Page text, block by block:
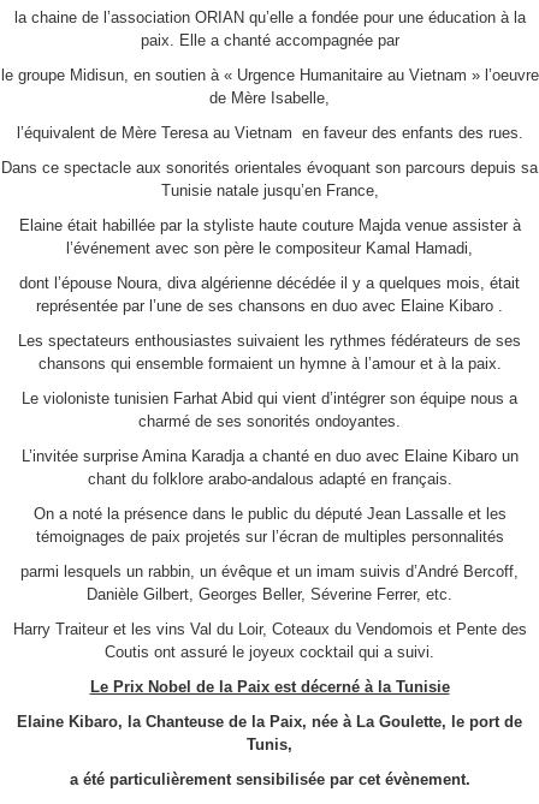
la chaine de l’association ORIAN qu’elle a fondée pour une éducation à la
paix. Elle a chanté accompagnée par
le groupe Midisun, en soutien à « Urgence Humanitaire au Vietnam » l’oeuvre
de Mère Isabelle,
l’équivalent de Mère Teresa au Vietnam en faveur des enfants des rues.
Dans ce spectacle aux sonorités orientales évoquant son parcours depuis sa
Tunisie natale jusqu’en France,
Elaine était habillée par la styliste haute couture Majda venue assister à
l’événement avec son père le compositeur Kamal Hamadi,
dont l’épouse Noura, diva algérienne décédée il y a quelques mois, était
représentée par l’une de ses chansons en duo avec Elaine Kibaro .
Les spectateurs enthousiastes suivaient les rythmes fédérateurs de ses
chansons qui ensemble formaient un hymne à l’amour et à la paix.
Le violoniste tunisien Farhat Abid qui vient d’intégrer son équipe nous a
charmé de ses sonorités ondoyantes.
L’invitée surprise Amina Karadja a chanté en duo avec Elaine Kibaro un
chant du folklore arabo-andalous adapté en français.
On a noté la présence dans le public du député Jean Lassalle et les
témoignages de paix projetés sur l’écran de multiples personnalités
parmi lesquels un rabbin, un évêque et un imam suivis d’André Bercoff,
Danièle Gilbert, Georges Beller, Séverine Ferrer, etc.
Harry Traiteur et les vins Val du Loir, Coteaux du Vendomois et Pente des
Coutis ont assuré le joyeux cocktail qui a suivi.
Le Prix Nobel de la Paix est décerné à la Tunisie
Elaine Kibaro, la Chanteuse de la Paix, née à La Goulette, le port de
Tunis,
a été particulièrement sensibilisée par cet évènement.